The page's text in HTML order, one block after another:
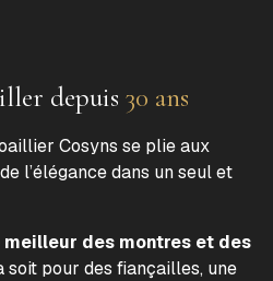
depuis 30 ans
Cosyns se plie aux
l’élégance dans un seul et
meilleur des montres et des
soit pour des fiançailles, une